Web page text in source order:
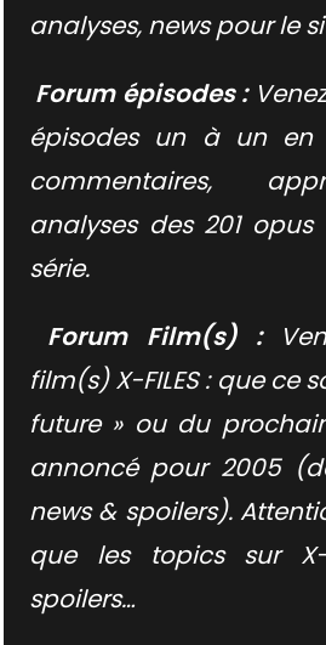
analyses, news pour le
Forum épisodes :
épisodes un à un en
commentaires,
analyses des 201
série.
Forum Film(s) :
film(s) X-FILES : que ce
future » ou du
annoncé pour 2005
news & spoilers).
que les topics sur X-
spoilers…